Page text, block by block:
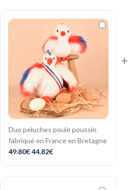
Duo peluches poule poussin
fabriqué en France en Bretagne
49.80€44.82€
+